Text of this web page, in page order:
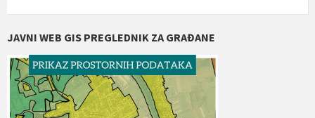
JAVNI WEB GIS PREGLEDNIK ZA GRAĐANE